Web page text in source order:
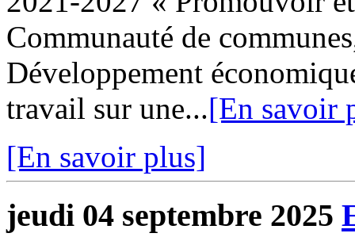
Communauté de
Développement
travail sur une...[En savoir
[En savoir plus]
jeudi 04 septembre 2025